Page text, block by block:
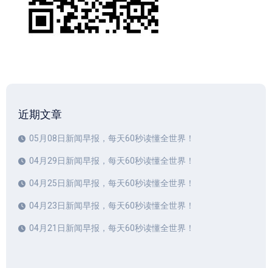
近期文章
05月08日新闻早报，每天60秒读懂全世界！
04月29日新闻早报，每天60秒读懂全世界！
04月25日新闻早报，每天60秒读懂全世界！
04月23日新闻早报，每天60秒读懂全世界！
04月21日新闻早报，每天60秒读懂全世界！